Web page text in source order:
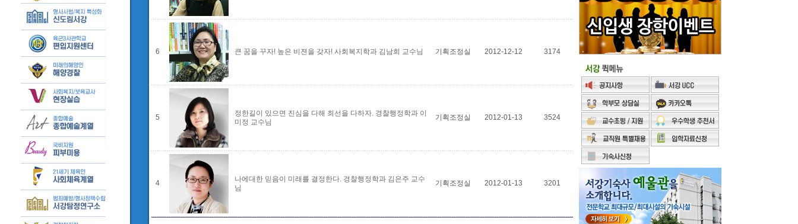
6 큰 꿈을 꾸자! 높은 비젼을 갖자! 사회복지학과 김남희 교수님 기획조정실 2012-12-12 3174
5
정한길이 있으면 진심을 다해 최선을 다하자. 경찰행정학과 이
미정 교수님
기획조정실 2012-01-13 3524
4
나에대한 믿음이 미래를 결정한다. 경찰행정학과 김은주 교수
님
기획조정실 2012-01-13 3201